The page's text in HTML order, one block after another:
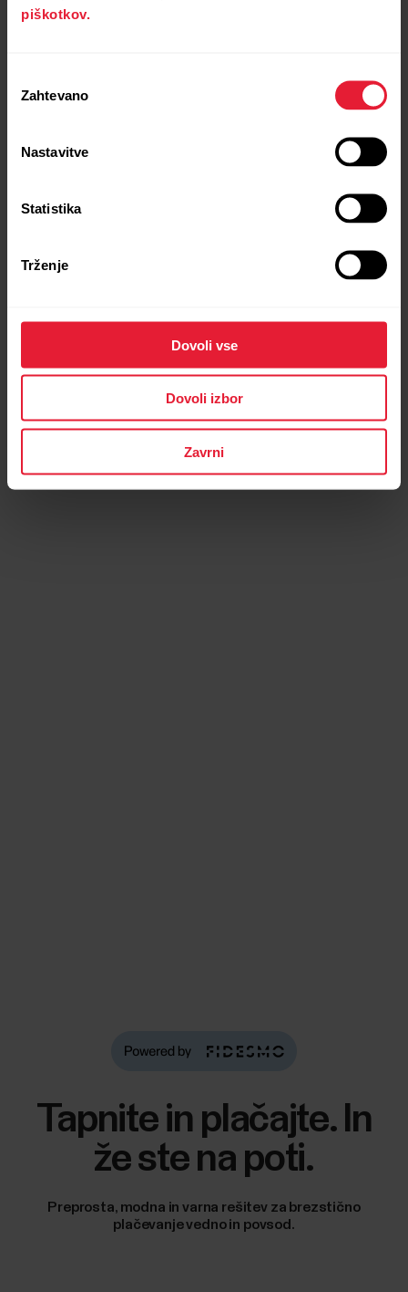
piškotkov.
soglasja
Zahtevano
Nastavitve
Statistika
Trženje
Dovoli vse
Dovoli izbor
Zavrni
Tapnite in plačajte. In
že ste na poti.
Preprosta, modna in varna rešitev za brezstično
plačevanje vedno in povsod.